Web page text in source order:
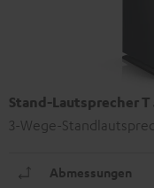
Stand-Lautsprecher T
3-Wege-
Abmessungen